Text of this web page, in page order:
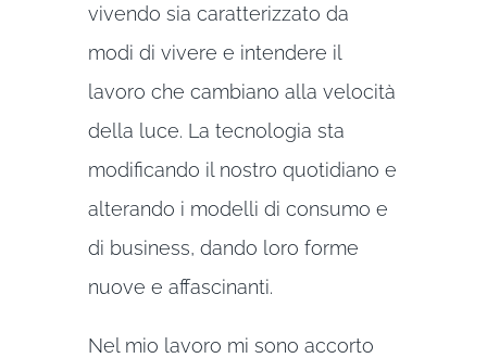
vivendo sia caratterizzato da
modi di vivere e intendere il
lavoro che cambiano alla velocità
della luce. La tecnologia sta
modificando il nostro quotidiano e
alterando i modelli di consumo e
di business, dando loro forme
nuove e affascinanti.
Nel mio lavoro mi sono accorto